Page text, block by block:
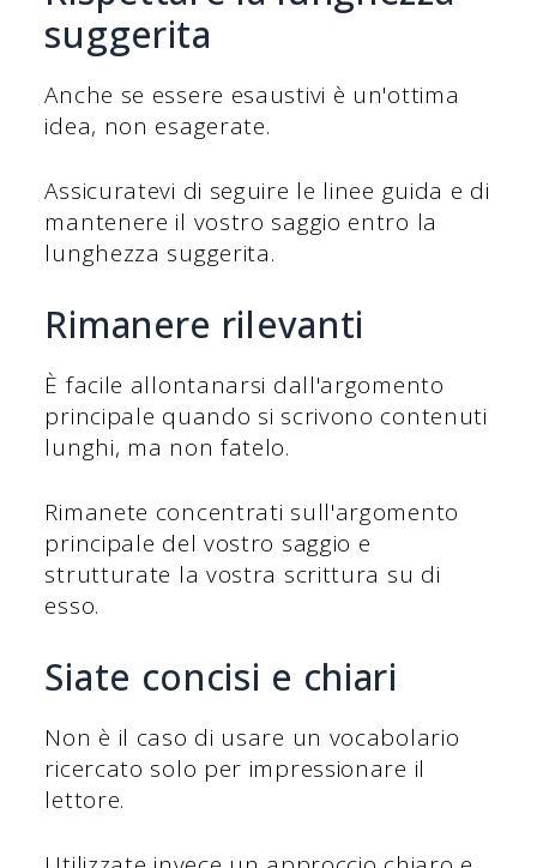
suggerita
Anche se essere esaustivi è un'ottima
idea, non esagerate.
Assicuratevi di seguire le linee guida e di
mantenere il vostro saggio entro la
lunghezza suggerita.
Rimanere rilevanti
È facile allontanarsi dall'argomento
principale quando si scrivono contenuti
lunghi, ma non fatelo.
Rimanete concentrati sull'argomento
principale del vostro saggio e
strutturate la vostra scrittura su di
esso.
Siate concisi e chiari
Non è il caso di usare un vocabolario
ricercato solo per impressionare il
lettore.